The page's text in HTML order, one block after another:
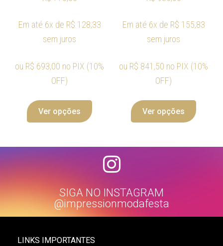
Em até 6x de R$ 128,33
sem juros
ou R$ 693,00 no PIX (10%
OFF)
Ver opções
Em até 6x de R$ 155,83
sem juros
ou R$ 841,50 no PIX (10%
OFF)
Ver opções
SIGA NO INSTAGRAM
@impressionmodafesta
LINKS IMPORTANTES